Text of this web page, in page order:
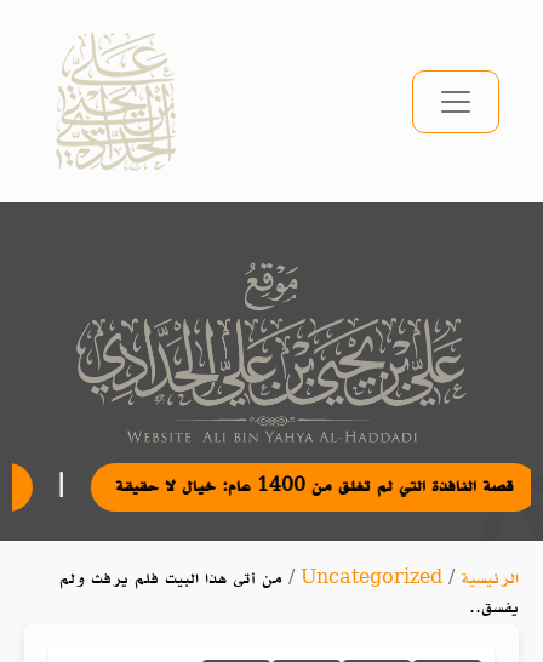
| قصة النافذة التي لم تغلق من 1400 عام: خيال لا حقيقة
الرئيسية /
Uncategorized
/ من أتى هذا البيت فلم يرفث ولم
يفسق..